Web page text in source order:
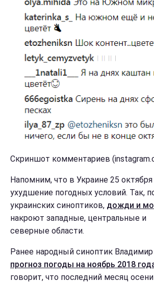
Скриншот комментариев
Напомним, что в Украине 25
ухудшение погодных условий. Так,
украинских синоптиков, дожди и
накроют западные, центральные и
северные области.
Ранее народный синоптик
прогноз погоды на ноябрь 2018
говорит, что последний месяц